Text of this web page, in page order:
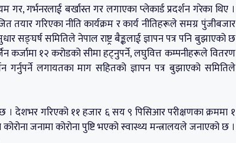
गर, गर्भनरलाई बर्खास्त गर लगाएका प्लेकार्ड प्रदर्शन गरेका थिए ।
तयार गरिएका नीति कार्यक्रम र कार्य नीतिहरूले समग्र पुंजीबजार
समितिले नेपाल राष्ट्र बैङ्कलाई ज्ञापन पत्र पनि बुझाएको छ
कर्जामा १२ करोडको सीमा हट्नुपर्ने, लघुवित्त कम्पनीहरूले वितरण
गर्नुपर्ने लगायतका माग सहितको ज्ञापन पत्र बुझाएको समितिले
। देशभर गरिएको ११ हजार ६ सय ९ पिसिआर परीक्षणका क्रममा १
जनामा कोरोना पुष्टि भएको स्वास्थ्य मन्त्रालयले जनाएको छ ।